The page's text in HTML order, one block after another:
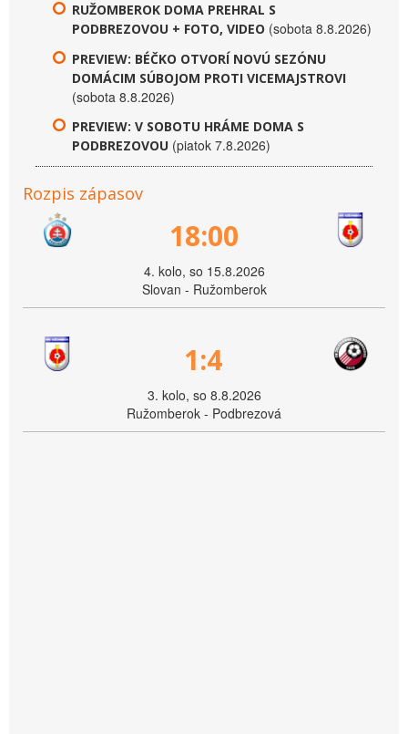
RUŽOMBEROK DOMA PREHRAL S
PODBREZOVOU + FOTO, VIDEO (sobota 8.8.2026)
PREVIEW: BÉČKO OTVORÍ NOVÚ SEZÓNU
DOMÁCIM SÚBOJOM PROTI VICEMAJSTROVI
(sobota 8.8.2026)
PREVIEW: V SOBOTU HRÁME DOMA S
PODBREZOVOU (piatok 7.8.2026)
Rozpis zápasov
18:00
4. kolo, so 15.8.2026
Slovan - Ružomberok
1:4
3. kolo, so 8.8.2026
Ružomberok - Podbrezová